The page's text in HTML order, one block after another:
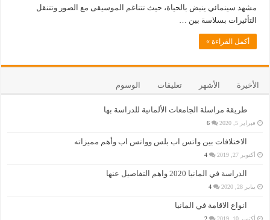
مشهد سينمائي ينبض بالحياة، حيث تتناغم الموسيقى مع الصور وتتنقل
التأثيرات بسلاسة بين …
أكمل القراءة »
الأخيرة الأشهر تعليقات الوسوم
طريقة مراسلة الجامعات الألمانية للدراسة بها
فبراير 5, 2020 6
الاختلافات بين واتس اب بلس وواتس اب وأهم مميزاته
أكتوبر 27, 2019 4
الدراسة في المانيا 2020 واهم التفاصيل عنها
يناير 28, 2020 4
انواع الاقامة في المانيا
أكتوبر 10, 2019 2